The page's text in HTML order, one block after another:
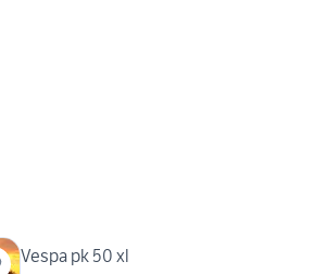
Vespa pk 50 xl